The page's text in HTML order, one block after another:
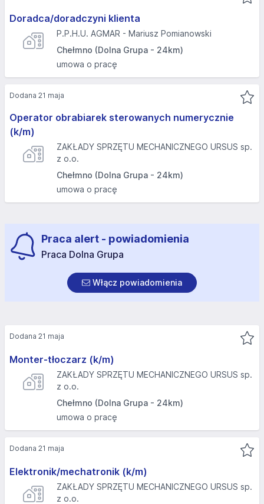
Doradca/doradczyni klienta
P.P.H.U. AGMAR - Mariusz Pomianowski
Chełmno (Dolna Grupa - 24km)
umowa o pracę
Operator obrabiarek sterowanych numerycznie
(k/m)
ZAKŁADY SPRZĘTU MECHANICZNEGO URSUS sp.
z o.o.
Chełmno (Dolna Grupa - 24km)
umowa o pracę
Dodana 21 maja
Praca alert - powiadomienia
Praca Dolna Grupa
Włącz powiadomienia
Monter-tłoczarz (k/m)
ZAKŁADY SPRZĘTU MECHANICZNEGO URSUS sp.
z o.o.
Chełmno (Dolna Grupa - 24km)
umowa o pracę
Dodana 21 maja
Elektronik/mechatronik (k/m)
ZAKŁADY SPRZĘTU MECHANICZNEGO URSUS sp.
z o.o.
Dodana 21 maja